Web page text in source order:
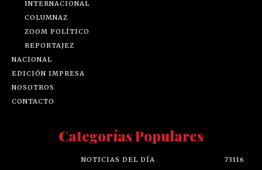
INTERNACIONAL
COLUMNAZ
ZOOM POLÍTICO
REPORTAJEZ
NACIONAL
EDICIÓN IMPRESA
NOSOTROS
CONTACTO
Categorías Populares
NOTICIAS DEL DÍA
73116